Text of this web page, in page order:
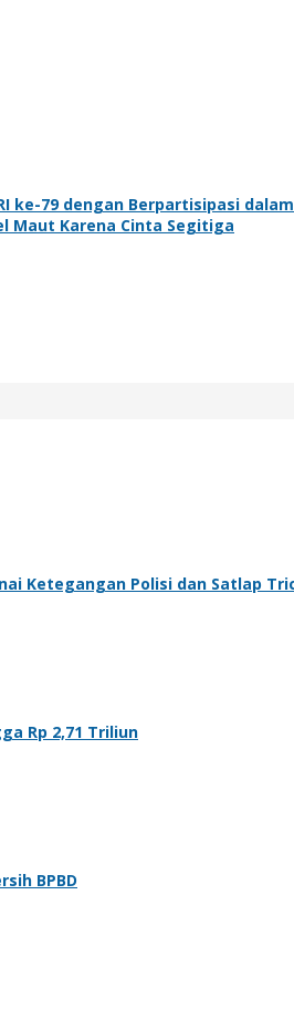
ke-79 dengan Berpartisipasi
Maut Karena Cinta Segitiga
Ketegangan Polisi dan Satlap
Rp 2,71 Triliun
BPBD